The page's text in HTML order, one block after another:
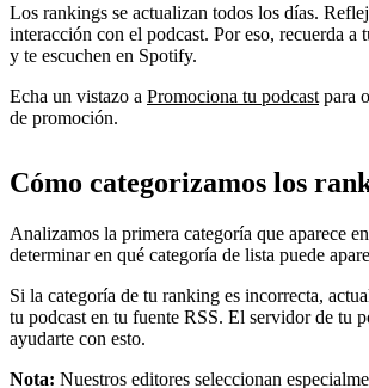
Los rankings se actualizan todos los días.
interacción con el podcast. Por eso, recuerda a
y te escuchen en Spotify.
Echa un vistazo a Promociona tu podcast para
de promoción.
Cómo categorizamos los
Analizamos la primera categoría que aparece
determinar en qué categoría de lista puede
Si la categoría de tu ranking es incorrecta,
tu podcast en tu fuente RSS. El servidor de tu
ayudarte con esto.
Nota: Nuestros editores seleccionan